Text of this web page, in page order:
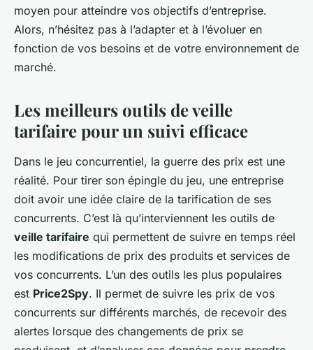
moyen pour atteindre vos objectifs d’entreprise.
Alors, n’hésitez pas à l’adapter et à l’évoluer en
fonction de vos besoins et de votre environnement de
marché.
Les meilleurs outils de veille
tarifaire pour un suivi efficace
Dans le jeu concurrentiel, la guerre des prix est une
réalité. Pour tirer son épingle du jeu, une entreprise
doit avoir une idée claire de la tarification de ses
concurrents. C’est là qu’interviennent les outils de
veille tarifaire qui permettent de suivre en temps réel
les modifications de prix des produits et services de
vos concurrents. L’un des outils les plus populaires
est Price2Spy. Il permet de suivre les prix de vos
concurrents sur différents marchés, de recevoir des
alertes lorsque des changements de prix se